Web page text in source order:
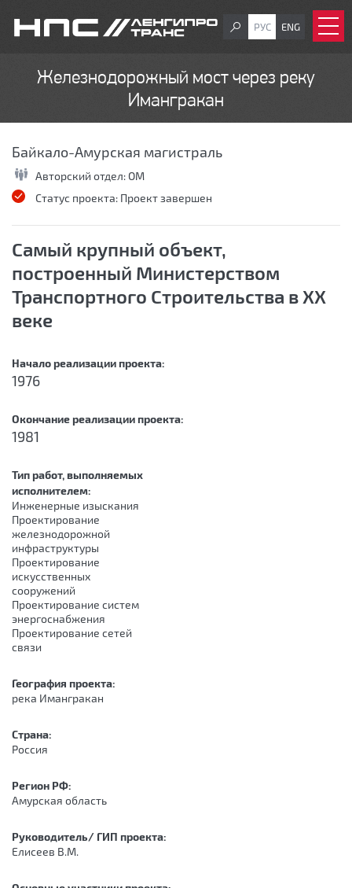
РУС ENG
Железнодорожный мост через реку
Имангракан
Байкало-Амурская магистраль
Авторский отдел: ОМ
Статус проекта: Проект завершен
Самый крупный объект,
построенный Министерством
Транспортного Строительства в XX
веке
Начало реализации проекта:
1976
Окончание реализации проекта:
1981
Тип работ, выполняемых
исполнителем:
Инженерные изыскания
Проектирование
железнодорожной
инфраструктуры
Проектирование
искусственных
сооружений
Проектирование систем
энергоснабжения
Проектирование сетей
связи
География проекта:
река Имангракан
Страна:
Россия
Регион РФ:
Амурская область
Руководитель/ ГИП проекта:
Елисеев В.М.